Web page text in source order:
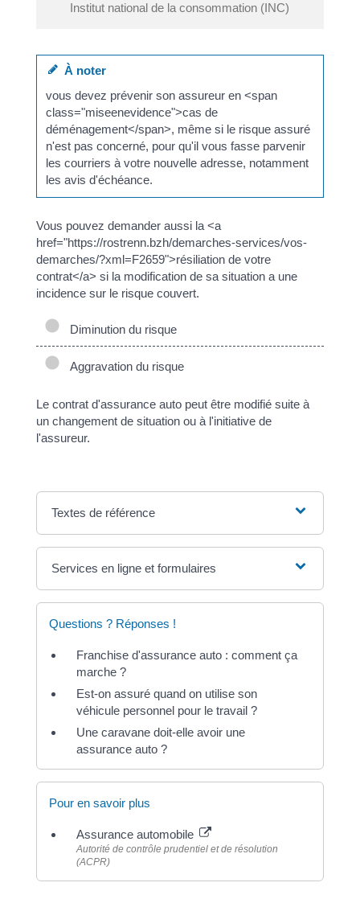
Institut national de la consommation (INC)
À noter
vous devez prévenir son assureur en <span
class="miseenevidence">cas de
déménagement</span>, même si le risque assuré
n'est pas concerné, pour qu'il vous fasse parvenir
les courriers à votre nouvelle adresse, notamment
les avis d'échéance.
Vous pouvez demander aussi la <a
href="https://rostrenn.bzh/demarches-services/vos-
demarches/?xml=F2659">résiliation de votre
contrat</a> si la modification de sa situation a une
incidence sur le risque couvert.
Diminution du risque
Aggravation du risque
Le contrat d'assurance auto peut être modifié suite à
un changement de situation ou à l'initiative de
l'assureur.
Textes de référence
Services en ligne et formulaires
Questions ? Réponses !
Franchise d'assurance auto : comment ça
marche ?
Est-on assuré quand on utilise son
véhicule personnel pour le travail ?
Une caravane doit-elle avoir une
assurance auto ?
Pour en savoir plus
Assurance automobile
Autorité de contrôle prudentiel et de résolution
(ACPR)